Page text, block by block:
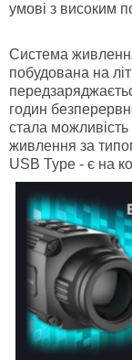
умові з високим
Система
побудована на
годин
стала
живлення за
USB Type - є на